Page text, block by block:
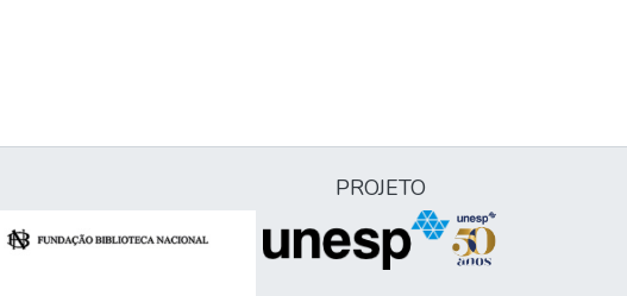
PROJETO